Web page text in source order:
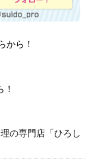
から！
の専門店「ひろし